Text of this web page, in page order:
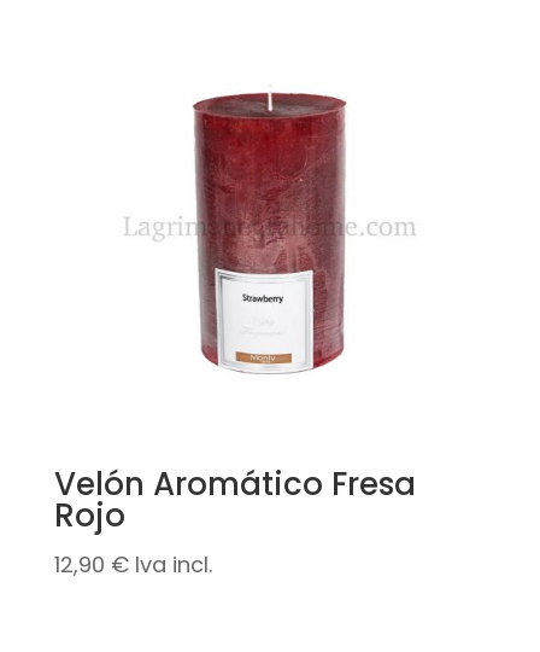
Velón Aromático Fresa
Rojo
12,90 € Iva incl.